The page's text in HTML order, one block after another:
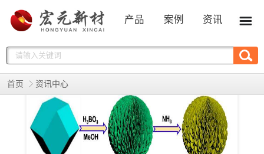
产品 案例 资讯
首页 资讯中心